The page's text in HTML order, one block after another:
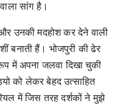
सांग है।
उनकी मदहोश कर देने वाली
बनाती हैं। भोजपुरी की ढेर
में अपना जलवा दिखा चुकी
को लेकर बेहद उत्साहित
में जिस तरह दर्शकों ने मुझे